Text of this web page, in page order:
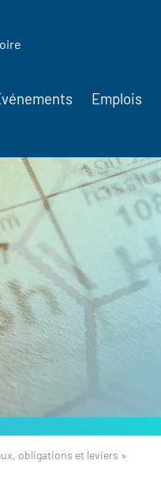
Emplois
obligations et leviers »